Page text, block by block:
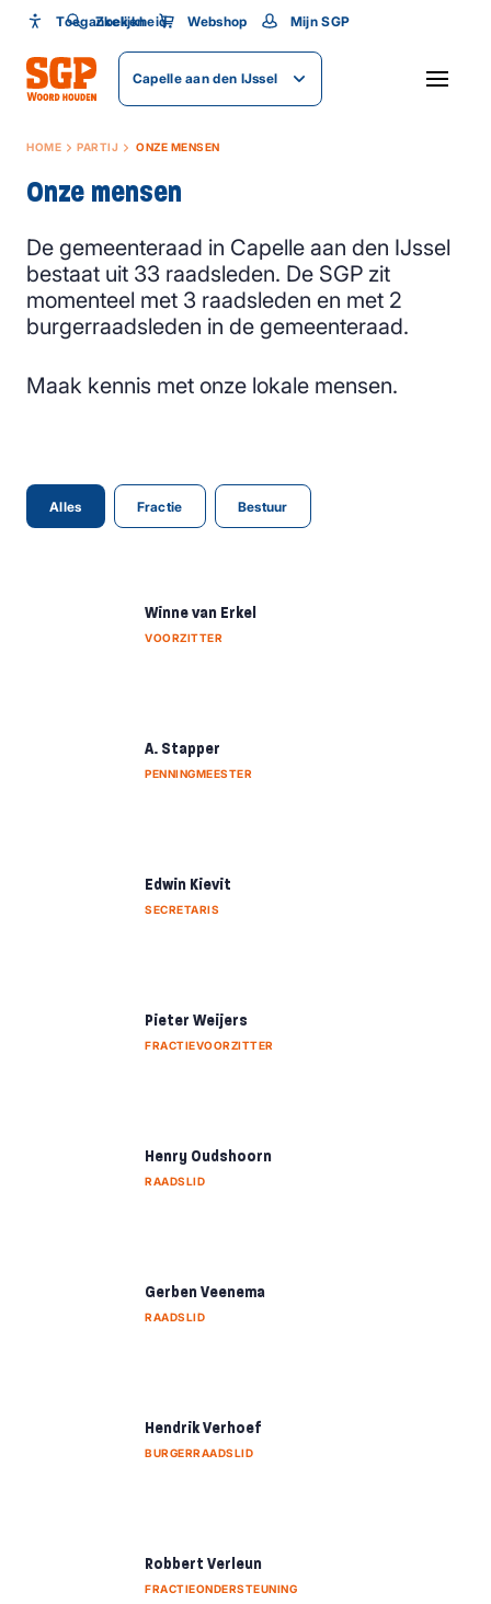
Toegankelijkheid
Toegankelijkheid
Lettergrootte
Zoeken Webshop Mijn SGP
Capelle aan den IJssel
HOME PARTIJ ONZE MENSEN
Onze mensen
De gemeenteraad in Capelle aan den IJssel
bestaat uit 33 raadsleden. De SGP zit
momenteel met 3 raadsleden en met 2
burgerraadsleden in de gemeenteraad.
Maak kennis met onze lokale mensen.
Alles Fractie Bestuur
Winne van Erkel
VOORZITTER
A. Stapper
PENNINGMEESTER
Edwin Kievit
SECRETARIS
Pieter Weijers
FRACTIEVOORZITTER
Henry Oudshoorn
RAADSLID
Gerben Veenema
RAADSLID
Hendrik Verhoef
BURGERRAADSLID
Robbert Verleun
FRACTIEONDERSTEUNING